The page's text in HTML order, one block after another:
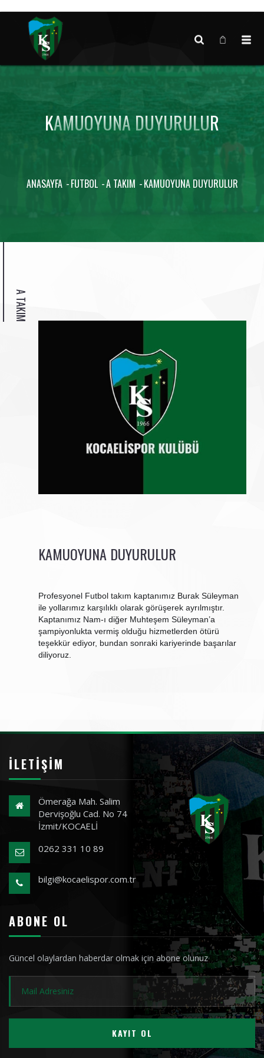
KAMUOYUNA DUYURULUR
ANASAYFA FUTBOL A TAKIM KAMUOYUNA DUYURULUR
A TAKIM
KAMUOYUNA DUYURULUR
Profesyonel Futbol takım kaptanımız Burak Süleyman
ile yollarımız karşılıklı olarak görüşerek ayrılmıştır.
Kaptanımız Nam-ı diğer Muhteşem Süleyman’a
şampiyonlukta vermiş olduğu hizmetlerden ötürü
teşekkür ediyor, bundan sonraki kariyerinde başarılar
diliyoruz.
İLETIŞIM
Ömerağa Mah. Salim
Dervişoğlu Cad. No 74
İzmit/KOCAELİ
0262 331 10 89
bilgi@kocaelispor.com.tr
ABONE OL
Güncel olaylardan haberdar olmak için abone olunuz
KAYIT OL